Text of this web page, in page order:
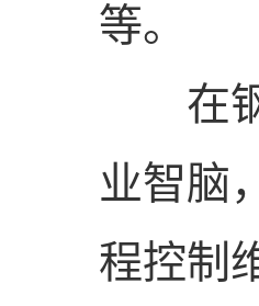
等。
在钢
业智脑
程控制